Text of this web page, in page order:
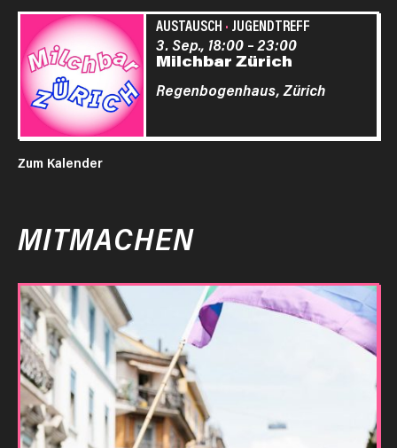
AUSTAUSCH · JUGENDTREFF
Milchbar Zürich
3. Sep., 18:00–23:00
Regenbogenhaus, Zürich
Zum Kalender
MITMACHEN